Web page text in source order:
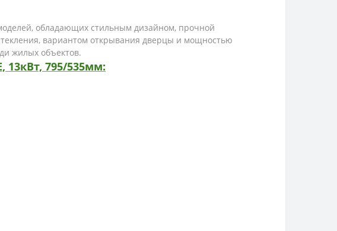
обладающих стильным дизайном, прочной
вариантом открывания дверцы и мощностью
жилых объектов.
13кВт, 795/535мм: